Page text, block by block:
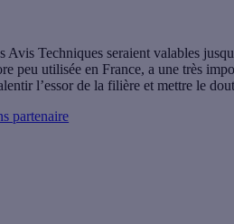
Techniques seraient valables
peu utilisée en France, a une très
l’essor de la filière et mettre le
partenaire